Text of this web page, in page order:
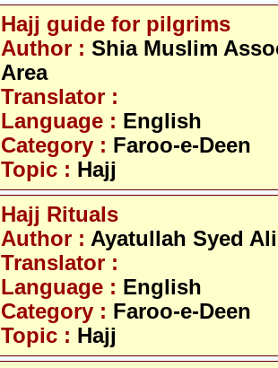
Hajj guide for pilgrims
Author : Shia Muslim
Area
Translator :
Language : English
Category : Faroo-e-Deen
Topic : Hajj
Hajj Rituals
Author : Ayatullah Syed
Translator :
Language : English
Category : Faroo-e-Deen
Topic : Hajj